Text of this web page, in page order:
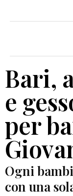
Bari,
e
per
Ogni
con una